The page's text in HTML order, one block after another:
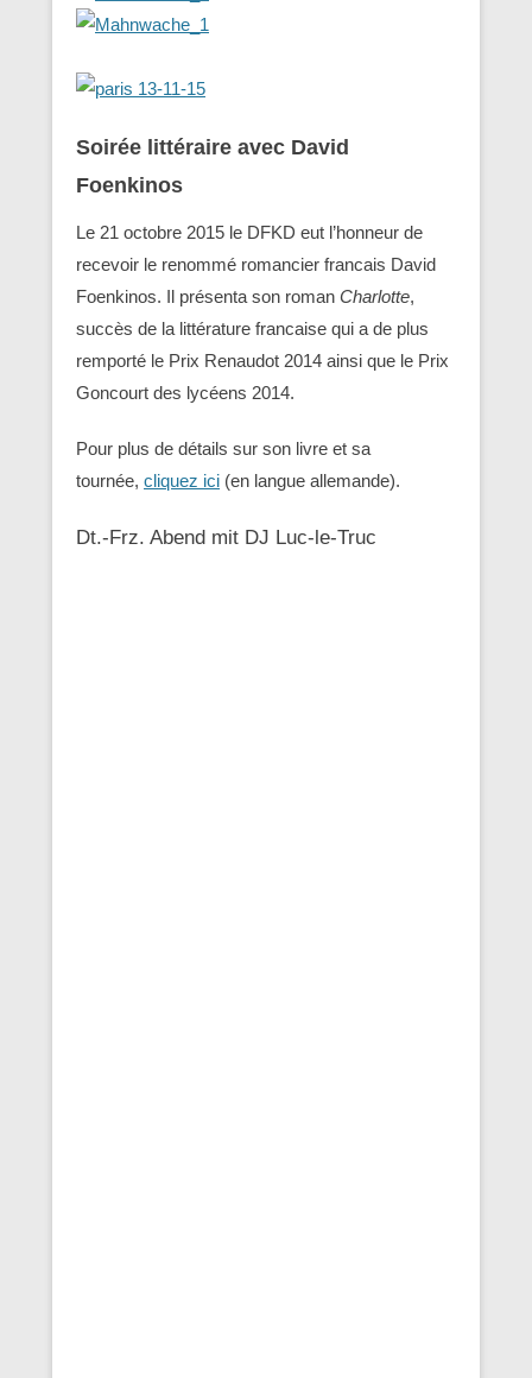
Soirée littéraire avec David
Foenkinos
Le 21 octobre 2015 le DFKD eut l’honneur de
recevoir le renommé romancier francais David
Foenkinos. Il présenta son roman Charlotte,
succès de la littérature francaise qui a de plus
remporté le Prix Renaudot 2014 ainsi que le Prix
Goncourt des lycéens 2014.
Pour plus de détails sur son livre et sa
tournée, cliquez ici (en langue allemande).
Dt.-Frz. Abend mit DJ Luc-le-Truc